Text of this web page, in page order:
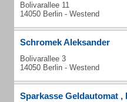
Bolivarallee 11
14050 Berlin - Westend
Schromek Aleksander
Bolivarallee 3
14050 Berlin - Westend
Sparkasse Geldautomat ,